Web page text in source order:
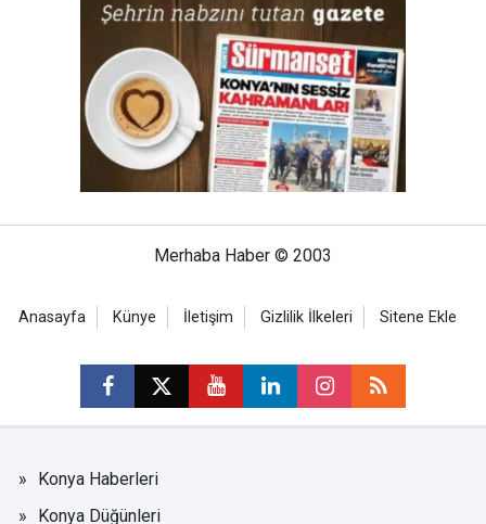
Merhaba Haber © 2003
Anasayfa Künye İletişim Gizlilik İlkeleri Sitene Ekle
Konya Haberleri
Konya Düğünleri